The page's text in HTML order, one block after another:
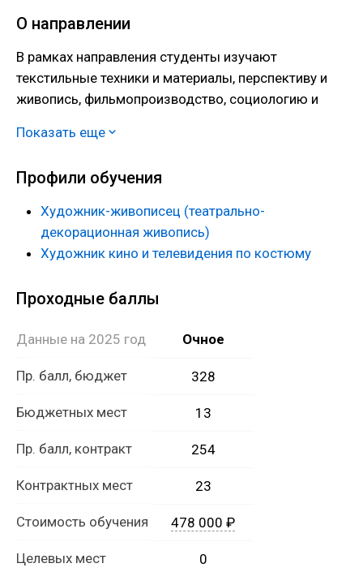
О направлении
В рамках направления студенты изучают
текстильные техники и материалы, перспективу и
живопись, фильмопроизводство, социологию и
причёски и макияжа, профессиональный подбор
Выпускники работают в сфере кинопроизводства и
телевидения, в музеях и театрах.
Показать еще
Профили обучения
Художник-живописец (театрально-
декорационная живопись)
Художник кино и телевидения по костюму
Проходные баллы
Данные на 2025 год Очное
Пр. балл, бюджет 328
Бюджетных мест 13
Пр. балл, контракт 254
Контрактных мест 23
Стоимость обучения 478 000 ₽
Целевых мест 0